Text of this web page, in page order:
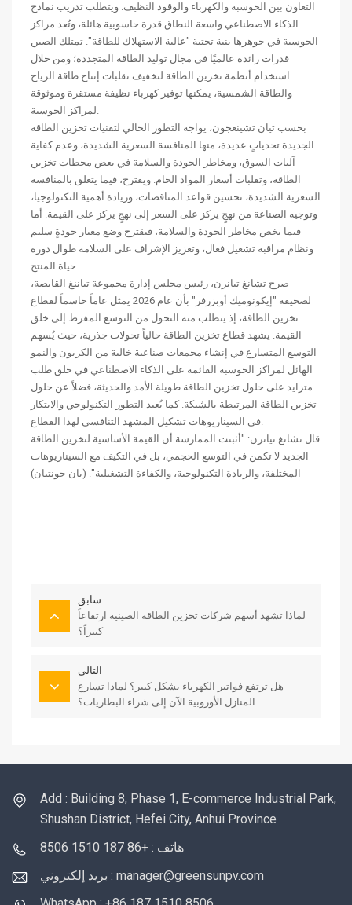
التعاون بين الحوسبة والكهرباء والوقود النظيف. ويتطلب تدريب نماذج
الذكاء الاصطناعي واسعة النطاق قدرة حاسوبية هائلة، وتُعد مراكز
الحوسبة في جوهرها بنية تحتية "عالية الاستهلاك للطاقة". تمتلك الصين
قدرات رائدة عالميًا في مجال توليد الطاقة المتجددة؛ ومن خلال
استخدام أنظمة تخزين الطاقة لتخفيف تقلبات إنتاج طاقة الرياح
والطاقة الشمسية، يمكنها توفير كهرباء نظيفة مستقرة وموثوقة
لمراكز الحوسبة.
بحسب تيان تشينغجون، يواجه التطور الحالي لتقنيات تخزين الطاقة
الجديدة تحدياتٍ عديدة، منها المنافسة السعرية الشديدة، وعدم كفاية
آليات السوق، ومخاطر الجودة والسلامة في بعض محطات تخزين
الطاقة، وتقلبات أسعار المواد الخام. ويقترح، فيما يتعلق بالمنافسة
السعرية الشديدة، تحسين قواعد المناقصات، وزيادة أهمية التكنولوجيا،
وتوجيه الصناعة من نهجٍ يركز على السعر إلى نهجٍ يركز على القيمة. أما
فيما يخص مخاطر الجودة والسلامة، فيقترح وضع معيار جودةٍ سليم
ونظام مراقبة تشغيل فعال، وتعزيز الإشراف على السلامة طوال دورة
حياة المنتج.
صرح تشانغ تيانرن، رئيس مجلس إدارة مجموعة تياننغ القابضة،
لصحيفة "إيكونوميك أوبزرفر" بأن عام 2026 يمثل عاماً حاسماً لقطاع
تخزين الطاقة، إذ يتطلب منه التحول من التوسع المفرط إلى خلق
القيمة. يشهد قطاع تخزين الطاقة حالياً تحولات جذرية، حيث يُسهم
التوسع المتسارع في إنشاء مجمعات صناعية خالية من الكربون والنمو
الهائل لمراكز الحوسبة القائمة على الذكاء الاصطناعي في خلق طلب
متزايد على حلول تخزين الطاقة طويلة الأمد والحديثة، فضلاً عن حلول
تخزين الطاقة المرتبطة بالشبكة. كما يُعيد التطور التكنولوجي والابتكار
في السيناريوهات تشكيل المشهد التنافسي لهذا القطاع.
قال تشانغ تيانرن: "أثبتت الممارسة أن القيمة الأساسية لتخزين الطاقة
الجديد لا تكمن في التوسع الحجمي، بل في التكيف مع السيناريوهات
المختلفة، والريادة التكنولوجية، والكفاءة التشغيلية". (بان جونتيان)
سابق
لماذا تشهد أسهم شركات تخزين الطاقة الصينية ارتفاعاً
كبيراً؟
التالي
هل ترتفع فواتير الكهرباء بشكل كبير؟ لماذا تسارع
المنازل الأوروبية الآن إلى شراء البطاريات؟
Add : Building 8, Phase 1, E-commerce Industrial Park,
Shushan District, Hefei City, Anhui Province
هاتف : +86 187 1510 8506
بريد إلكتروني : manager@greensunpv.com